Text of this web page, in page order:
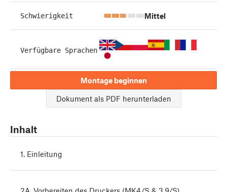
Schwierigkeit Mittel
Verfügbare Sprachen
Montage beginnen
Dokument als PDF herunterladen
Inhalt
1. Einleitung